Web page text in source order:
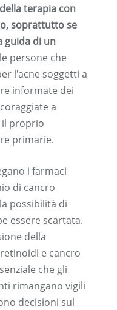
terapia con
soprattutto se
guida di un
persone che
l'acne soggetti a
informate dei
a
il proprio
primarie.
i farmaci
di cancro
possibilità di
essere scartata.
della
e cancro
che gli
rimangano vigili
decisioni sul